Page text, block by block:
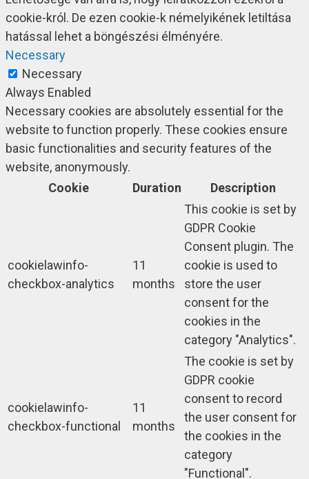
cookie-król. De ezen cookie-k némelyikének letiltása
hatással lehet a böngészési élményére.
Necessary
Necessary
Always Enabled
Necessary cookies are absolutely essential for the
website to function properly. These cookies ensure
basic functionalities and security features of the
website, anonymously.
Cookie
Duration Description
cookielawinfo-
checkbox-analytics
11
months
This cookie is set by
GDPR Cookie
Consent plugin. The
cookie is used to
store the user
consent for the
cookies in the
category "Analytics".
cookielawinfo-
checkbox-functional
11
months
The cookie is set by
GDPR cookie
consent to record
the user consent for
the cookies in the
category
"Functional".